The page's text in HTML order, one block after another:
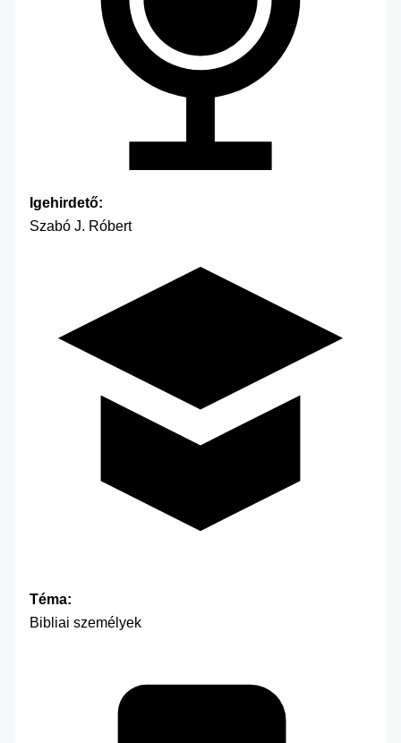
Igehirdető:
Szabó J. Róbert
Téma:
Bibliai személyek